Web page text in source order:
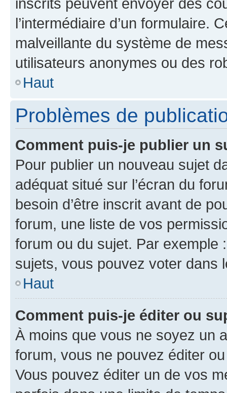
l’intermédiaire d’un formulaire.
malveillante du système de
utilisateurs anonymes ou des
Haut
Problèmes de
Comment puis-je publier un
Pour publier un nouveau sujet
adéquat situé sur l’écran du
besoin d’être inscrit avant de
forum, une liste de vos
forum ou du sujet. Par exemple
sujets, vous pouvez voter dans
Haut
Comment puis-je éditer ou
À moins que vous ne soyez un
forum, vous ne pouvez éditer
Vous pouvez éditer un de vos